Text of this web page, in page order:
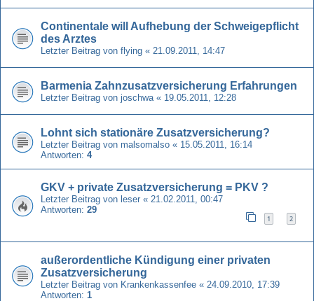
Continentale will Aufhebung der Schweigepflicht
des Arztes
Letzter Beitrag von flying « 21.09.2011, 14:47
Barmenia Zahnzusatzversicherung Erfahrungen
Letzter Beitrag von joschwa « 19.05.2011, 12:28
Lohnt sich stationäre Zusatzversicherung?
Letzter Beitrag von malsomalso « 15.05.2011, 16:14
Antworten: 4
GKV + private Zusatzversicherung = PKV ?
Letzter Beitrag von leser « 21.02.2011, 00:47
Antworten: 29
1 2
außerordentliche Kündigung einer privaten
Zusatzversicherung
Letzter Beitrag von Krankenkassenfee « 24.09.2010, 17:39
Antworten: 1